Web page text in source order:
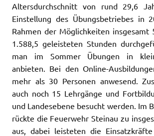
Altersdurchschnitt von rund 29,6
Einstellung des Übungsbetriebes in
Rahmen der Möglichkeiten insgesamt
1.588,5 geleisteten Stunden
man im Sommer Übungen in
anbieten. Bei den Online-
mehr als 30 Personen anwesend.
auch noch 15 Lehrgänge und
und Landesebene besucht werden. Im
rückte die Feuerwehr Steinau zu
aus, dabei leisteten die